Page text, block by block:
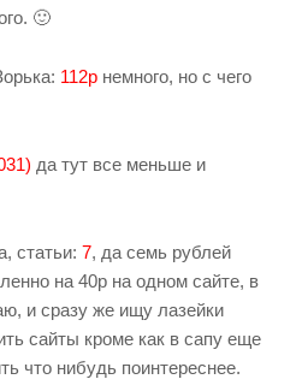
🙂
112рнемного, но с чего
да тут все меньше и
статьи: 7, да семь рублей
на 40р на одном сайте, в
и сразу же ищу лазейки
сайты кроме как в сапу еще
что нибудь поинтереснее.